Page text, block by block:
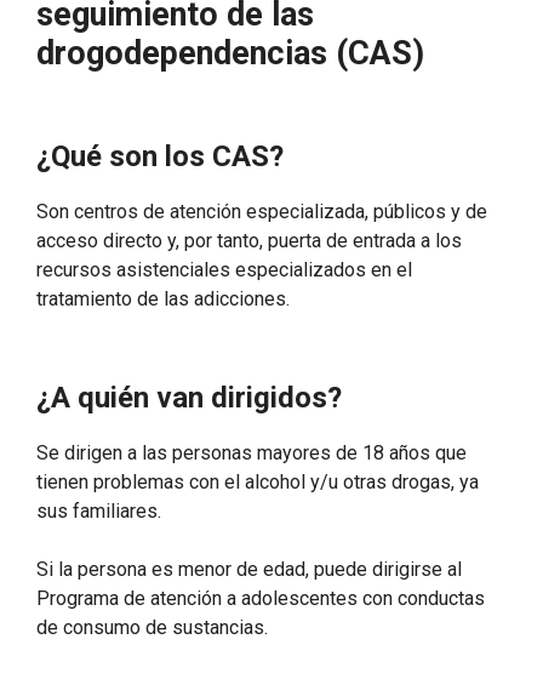
seguimiento de las
drogodependencias (CAS)
¿Qué son los CAS?
Son centros de atención especializada, públicos y de
acceso directo y, por tanto, puerta de entrada a los
recursos asistenciales especializados en el
tratamiento de las adicciones.
¿A quién van dirigidos?
Se dirigen a las personas mayores de 18 años que
tienen problemas con el alcohol y/u otras drogas, ya
sus familiares.
Si la persona es menor de edad, puede dirigirse al
Programa de atención a adolescentes con conductas
de consumo de sustancias.